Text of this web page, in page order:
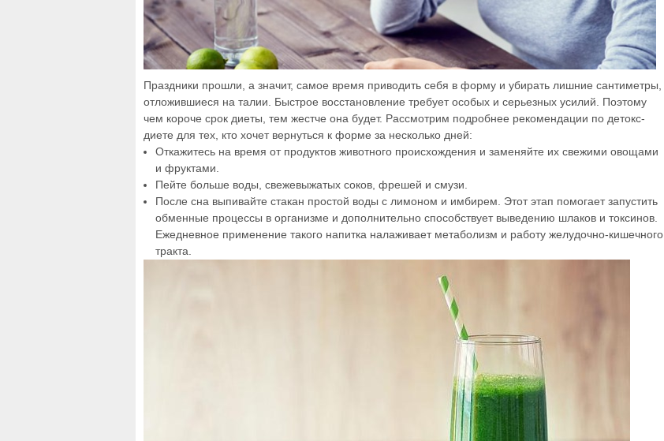
Праздники прошли, а значит, самое время приводить себя в форму и убирать лишние сантиметры,
отложившиеся на талии. Быстрое восстановление требует особых и серьезных усилий. Поэтому
чем короче срок диеты, тем жестче она будет. Рассмотрим подробнее рекомендации по детокс-
диете для тех, кто хочет вернуться к форме за несколько дней:
Откажитесь на время от продуктов животного происхождения и заменяйте их свежими овощами
и фруктами.
Пейте больше воды, свежевыжатых соков, фрешей и смузи.
После сна выпивайте стакан простой воды с лимоном и имбирем. Этот этап помогает запустить
обменные процессы в организме и дополнительно способствует выведению шлаков и токсинов.
Ежедневное применение такого напитка налаживает метаболизм и работу желудочно-кишечного
тракта.